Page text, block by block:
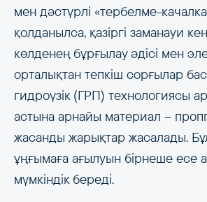
мен дәстүрлі «тербелме-
қолданылса, қазіргі заманауи
көлденең бұрғылау әдісі мен
орталықтан тепкіш сорғылар
гидроүзік (ГРП) технологиясы
астына арнайы материал –
жасанды жарықтар жасалады.
ұңғымаға ағылуын бірнеше есе
мүмкіндік береді.